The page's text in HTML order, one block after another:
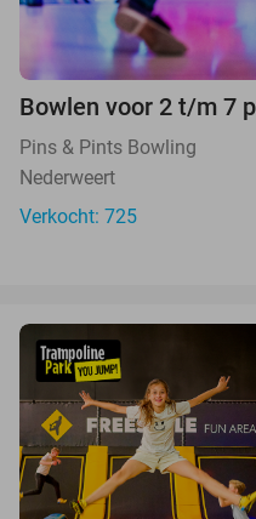
Bowlen voor 2 t/m 7
Pins & Pints Bowling
Nederweert
Verkocht: 725